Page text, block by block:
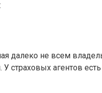
далеко не всем
страховых агентов